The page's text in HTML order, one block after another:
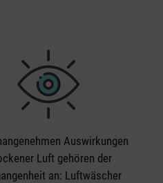
Auswirkungen
Luft gehören der
an: Luftwäscher